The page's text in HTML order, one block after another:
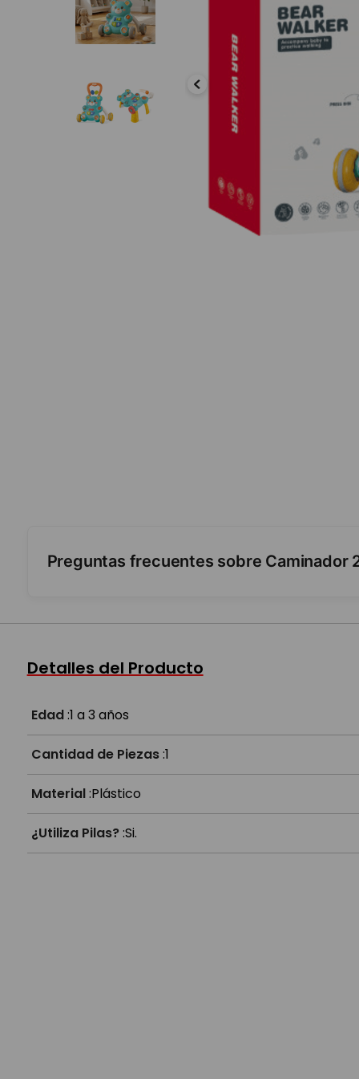
Preguntas frecuentes sobre Caminador
¿Desde qué edad?
Detalles del Producto
Edad:1 a 3 años
Cantidad de Piezas:1
Material:Plástico
¿Utiliza Pilas?:Si.